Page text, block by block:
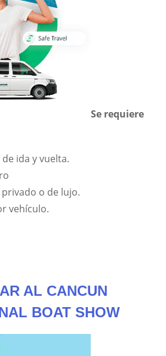
Se requiere
ida y vuelta.
o de lujo.
vehículo.
AL CANCUN
BOAT SHOW